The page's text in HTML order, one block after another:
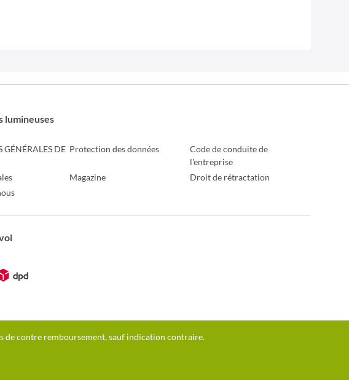
lumineuses
DE Protection des données
Code de conduite de
l'entreprise
Magazine
Droit de rétractation
de contre remboursement, sauf indication contraire.